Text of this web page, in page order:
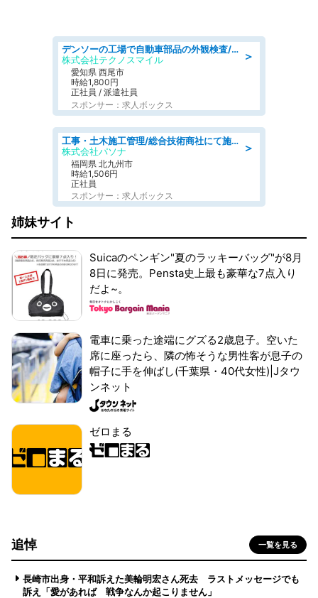
＞
デンソーの工場で自動車部品の外観検査/denso aichi
株式会社テクノスマイル
愛知県 西尾市
時給1,800円
正社員 / 派遣社員
スポンサー：求人ボックス
＞
工事・土木施工管理/総合技術商社にて施工管理のお仕事/即日勤務可/車通勤可/工事・土木施工管理/生産・品質管理
株式会社パソナ
福岡県 北九州市
時給1,506円
正社員
スポンサー：求人ボックス
姉妹サイト
Suicaのペンギン"夏のラッキーバッグ"が8月
8日に発売。Pensta史上最も豪華な7点入り
だよ~。
電車に乗った途端にグズる2歳息子。空いた
席に座ったら、隣の怖そうな男性客が息子の
帽子に手を伸ばし(千葉県・40代女性)|Jタウ
ンネット
ゼロまる
追悼 一覧を見る
長崎市出身・平和訴えた美輪明宏さん死去 ラストメッセージでも
訴え「愛があれば 戦争なんか起こりません」